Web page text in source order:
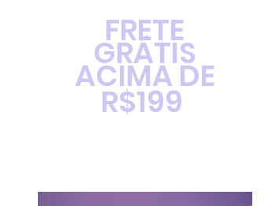
FRETE
GRÁTIS
ACIMA DE
R$199